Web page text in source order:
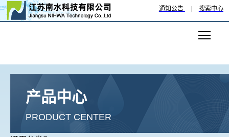
通知公告 | 搜索中心
产品中心
PRODUCT CENTER